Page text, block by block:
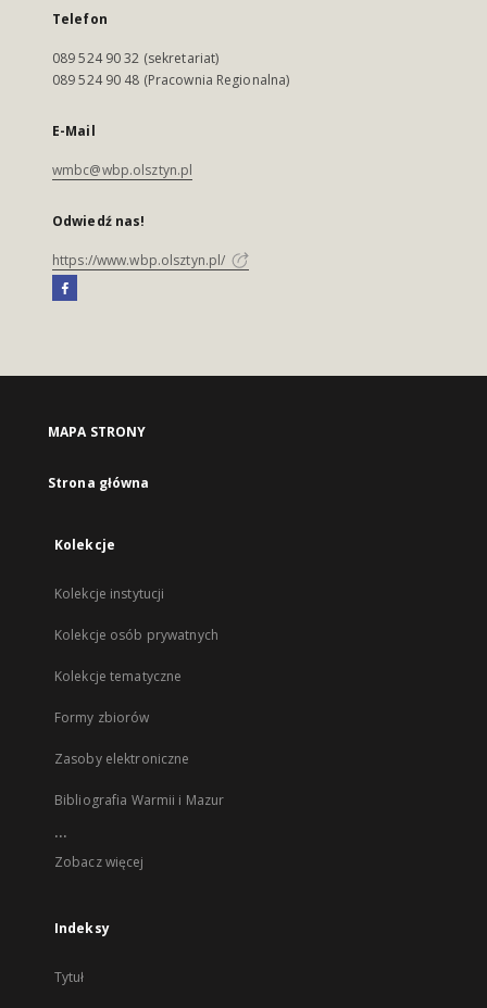
Telefon
089 524 90 32 (sekretariat)
089 524 90 48 (Pracownia Regionalna)
E-Mail
wmbc@wbp.olsztyn.pl
Odwiedź nas!
https://www.wbp.olsztyn.pl/
MAPA STRONY
Strona główna
Kolekcje
Kolekcje instytucji
Kolekcje osób prywatnych
Kolekcje tematyczne
Formy zbiorów
Zasoby elektroniczne
Bibliografia Warmii i Mazur
...
Zobacz więcej
Indeksy
Tytuł